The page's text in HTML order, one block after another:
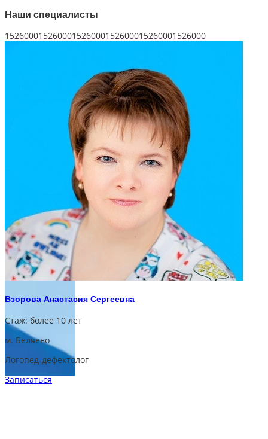
Наши специалисты
152600015260001526000152600015260001526000
Взорова Анастасия Сергеевна
Стаж: более 10 лет
м. Беляево
Логопед-дефектолог
Записаться